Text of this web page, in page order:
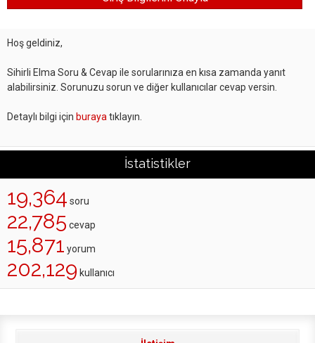
Hoş geldiniz,
Sihirli Elma Soru & Cevap ile sorularınıza en kısa zamanda yanıt
alabilirsiniz. Sorunuzu sorun ve diğer kullanıcılar cevap versin.
Detaylı bilgi için buraya tıklayın.
İstatistikler
19,364 soru
22,785 cevap
15,871 yorum
202,129 kullanıcı